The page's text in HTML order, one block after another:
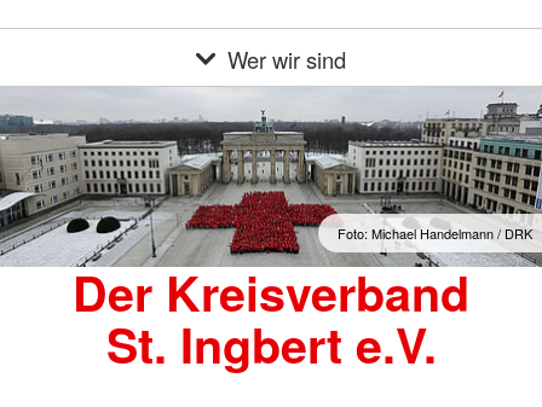
Wer wir sind
Foto: Michael Handelmann / DRK
Der Kreisverband
St. Ingbert e.V.